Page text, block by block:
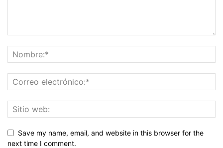
Save my name, email, and website in this browser for the
next time I comment.